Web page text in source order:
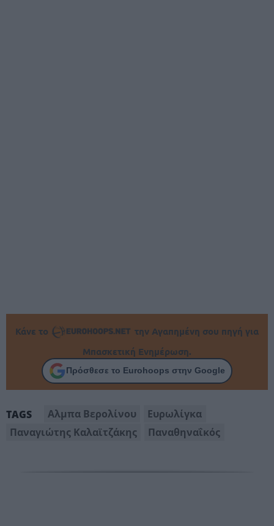
Κάνε το
την Αγαπημένη σου πηγή για
Μπασκετική Ενημέρωση.
Πρόσθεσε το Eurohoops στην Google
TAGS Αλμπα Βερολίνου
Ευρωλίγκα
Παναγιώτης Καλαϊτζάκης
Παναθηναΐκός